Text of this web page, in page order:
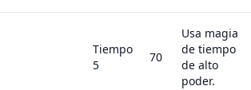
Tiempo
5
70
Usa magia
de tiempo
de alto
poder.